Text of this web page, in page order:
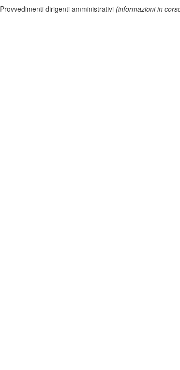
Provvedimenti dirigenti amministrativi (informazioni in